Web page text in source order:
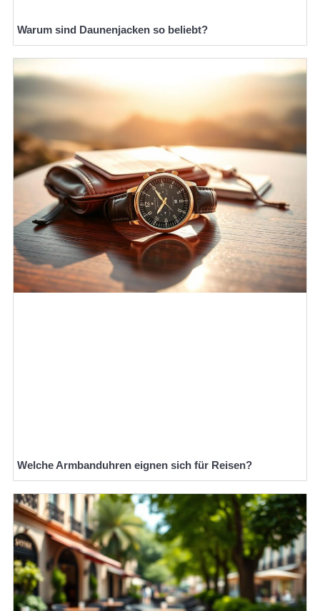
Warum sind Daunenjacken so beliebt?
Welche Armbanduhren eignen sich für Reisen?